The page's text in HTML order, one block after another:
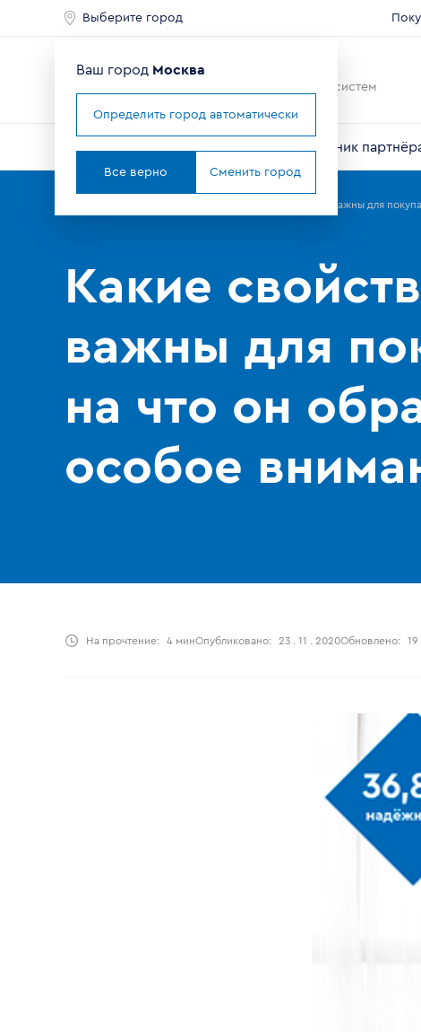
Выберите город
Ведущий мировой
производитель оконных систем
Справочник
Какие свойства окна важны для
Какие
важны для
на что он
особое
На прочтение: 4 минОпубликовано: 23 . 11 . 2020Обновлено: 19
Ваш город Москва
Определить город автоматически
Все верно Сменить город